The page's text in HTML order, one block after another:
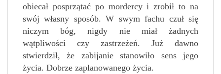
obiecał posprzątać po mordercy i zrobił to na
swój własny sposób. W swym fachu czuł się
niczym bóg, nigdy nie miał żadnych
wątpliwości czy zastrzeżeń. Już dawno
stwierdził, że zabijanie stanowiło sens jego
życia. Dobrze zaplanowanego życia.